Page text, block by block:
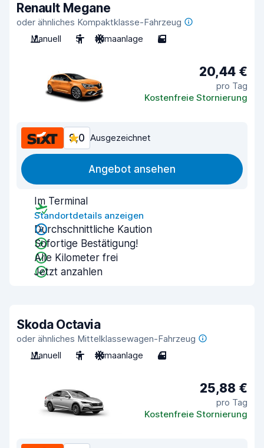
Renault Megane
oder ähnliches Kompaktklasse-Fahrzeug
Manuell
5 Klimaanlage 5
20,44 €
pro Tag
Kostenfreie Stornierung
9,0 Ausgezeichnet
Angebot ansehen
Im Terminal
Standortdetails anzeigen
Durchschnittliche Kaution
Sofortige Bestätigung!
Alle Kilometer frei
Jetzt anzahlen
Skoda Octavia
oder ähnliches Mittelklassewagen-Fahrzeug
Manuell
5 Klimaanlage 4
25,88 €
pro Tag
Kostenfreie Stornierung